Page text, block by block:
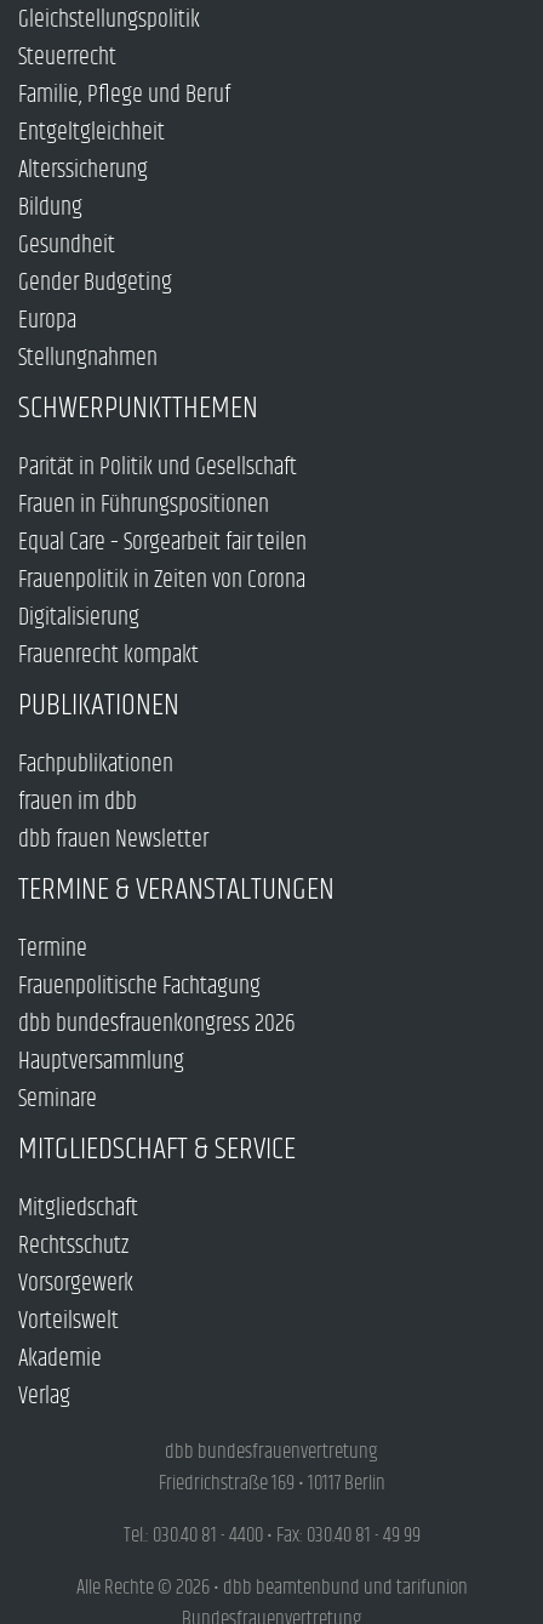
Gleichstellungspolitik
Steuerrecht
Familie, Pflege und Beruf
Entgeltgleichheit
Alterssicherung
Bildung
Gesundheit
Gender Budgeting
Europa
Stellungnahmen
SCHWERPUNKTTHEMEN
Parität in Politik und Gesellschaft
Frauen in Führungspositionen
Equal Care – Sorgearbeit fair teilen
Frauenpolitik in Zeiten von Corona
Digitalisierung
Frauenrecht kompakt
PUBLIKATIONEN
Fachpublikationen
frauen im dbb
dbb frauen Newsletter
TERMINE & VERANSTALTUNGEN
Termine
Frauenpolitische Fachtagung
dbb bundesfrauenkongress 2026
Hauptversammlung
Seminare
MITGLIEDSCHAFT & SERVICE
Mitgliedschaft
Rechtsschutz
Vorsorgewerk
Vorteilswelt
Akademie
Verlag
dbb bundesfrauenvertretung
Friedrichstraße 169 • 10117 Berlin
Tel.: 030.40 81 - 4400 • Fax: 030.40 81 - 49 99
Alle Rechte © 2026 • dbb beamtenbund und tarifunion